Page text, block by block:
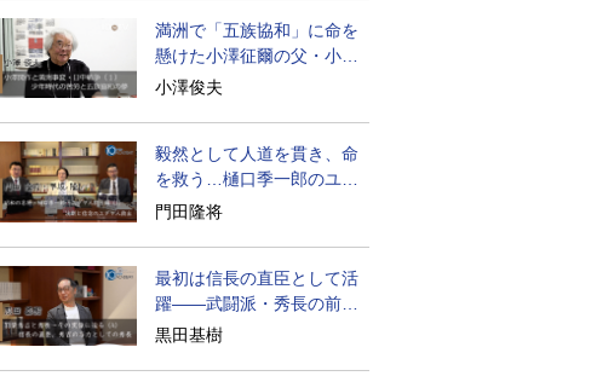
満洲で「五族協和」に命を
懸けた小澤征爾の父・小澤
開作
小澤俊夫
毅然として人道を貫き、命
を救う…樋口季一郎のユダ
ヤ人救出
門田隆将
最初は信長の直臣として活
躍――武闘派・秀長の前半
生は？
黒田基樹